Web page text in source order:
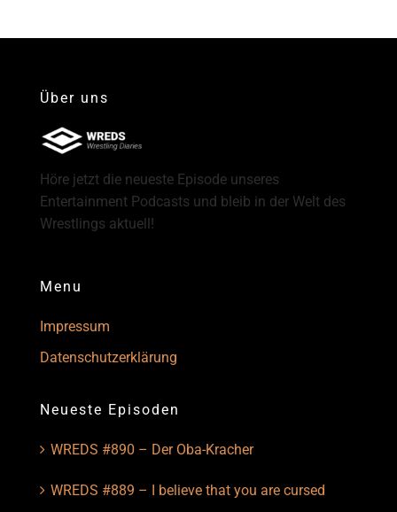
Über uns
Höre jetzt die neueste Episode unseres
Entertainment Podcasts und bleib in der Welt des
Wrestlings aktuell!
Menu
Impressum
Datenschutzerklärung
Neueste Episoden
WREDS #890 – Der Oba-Kracher
WREDS #889 – I believe that you are cursed